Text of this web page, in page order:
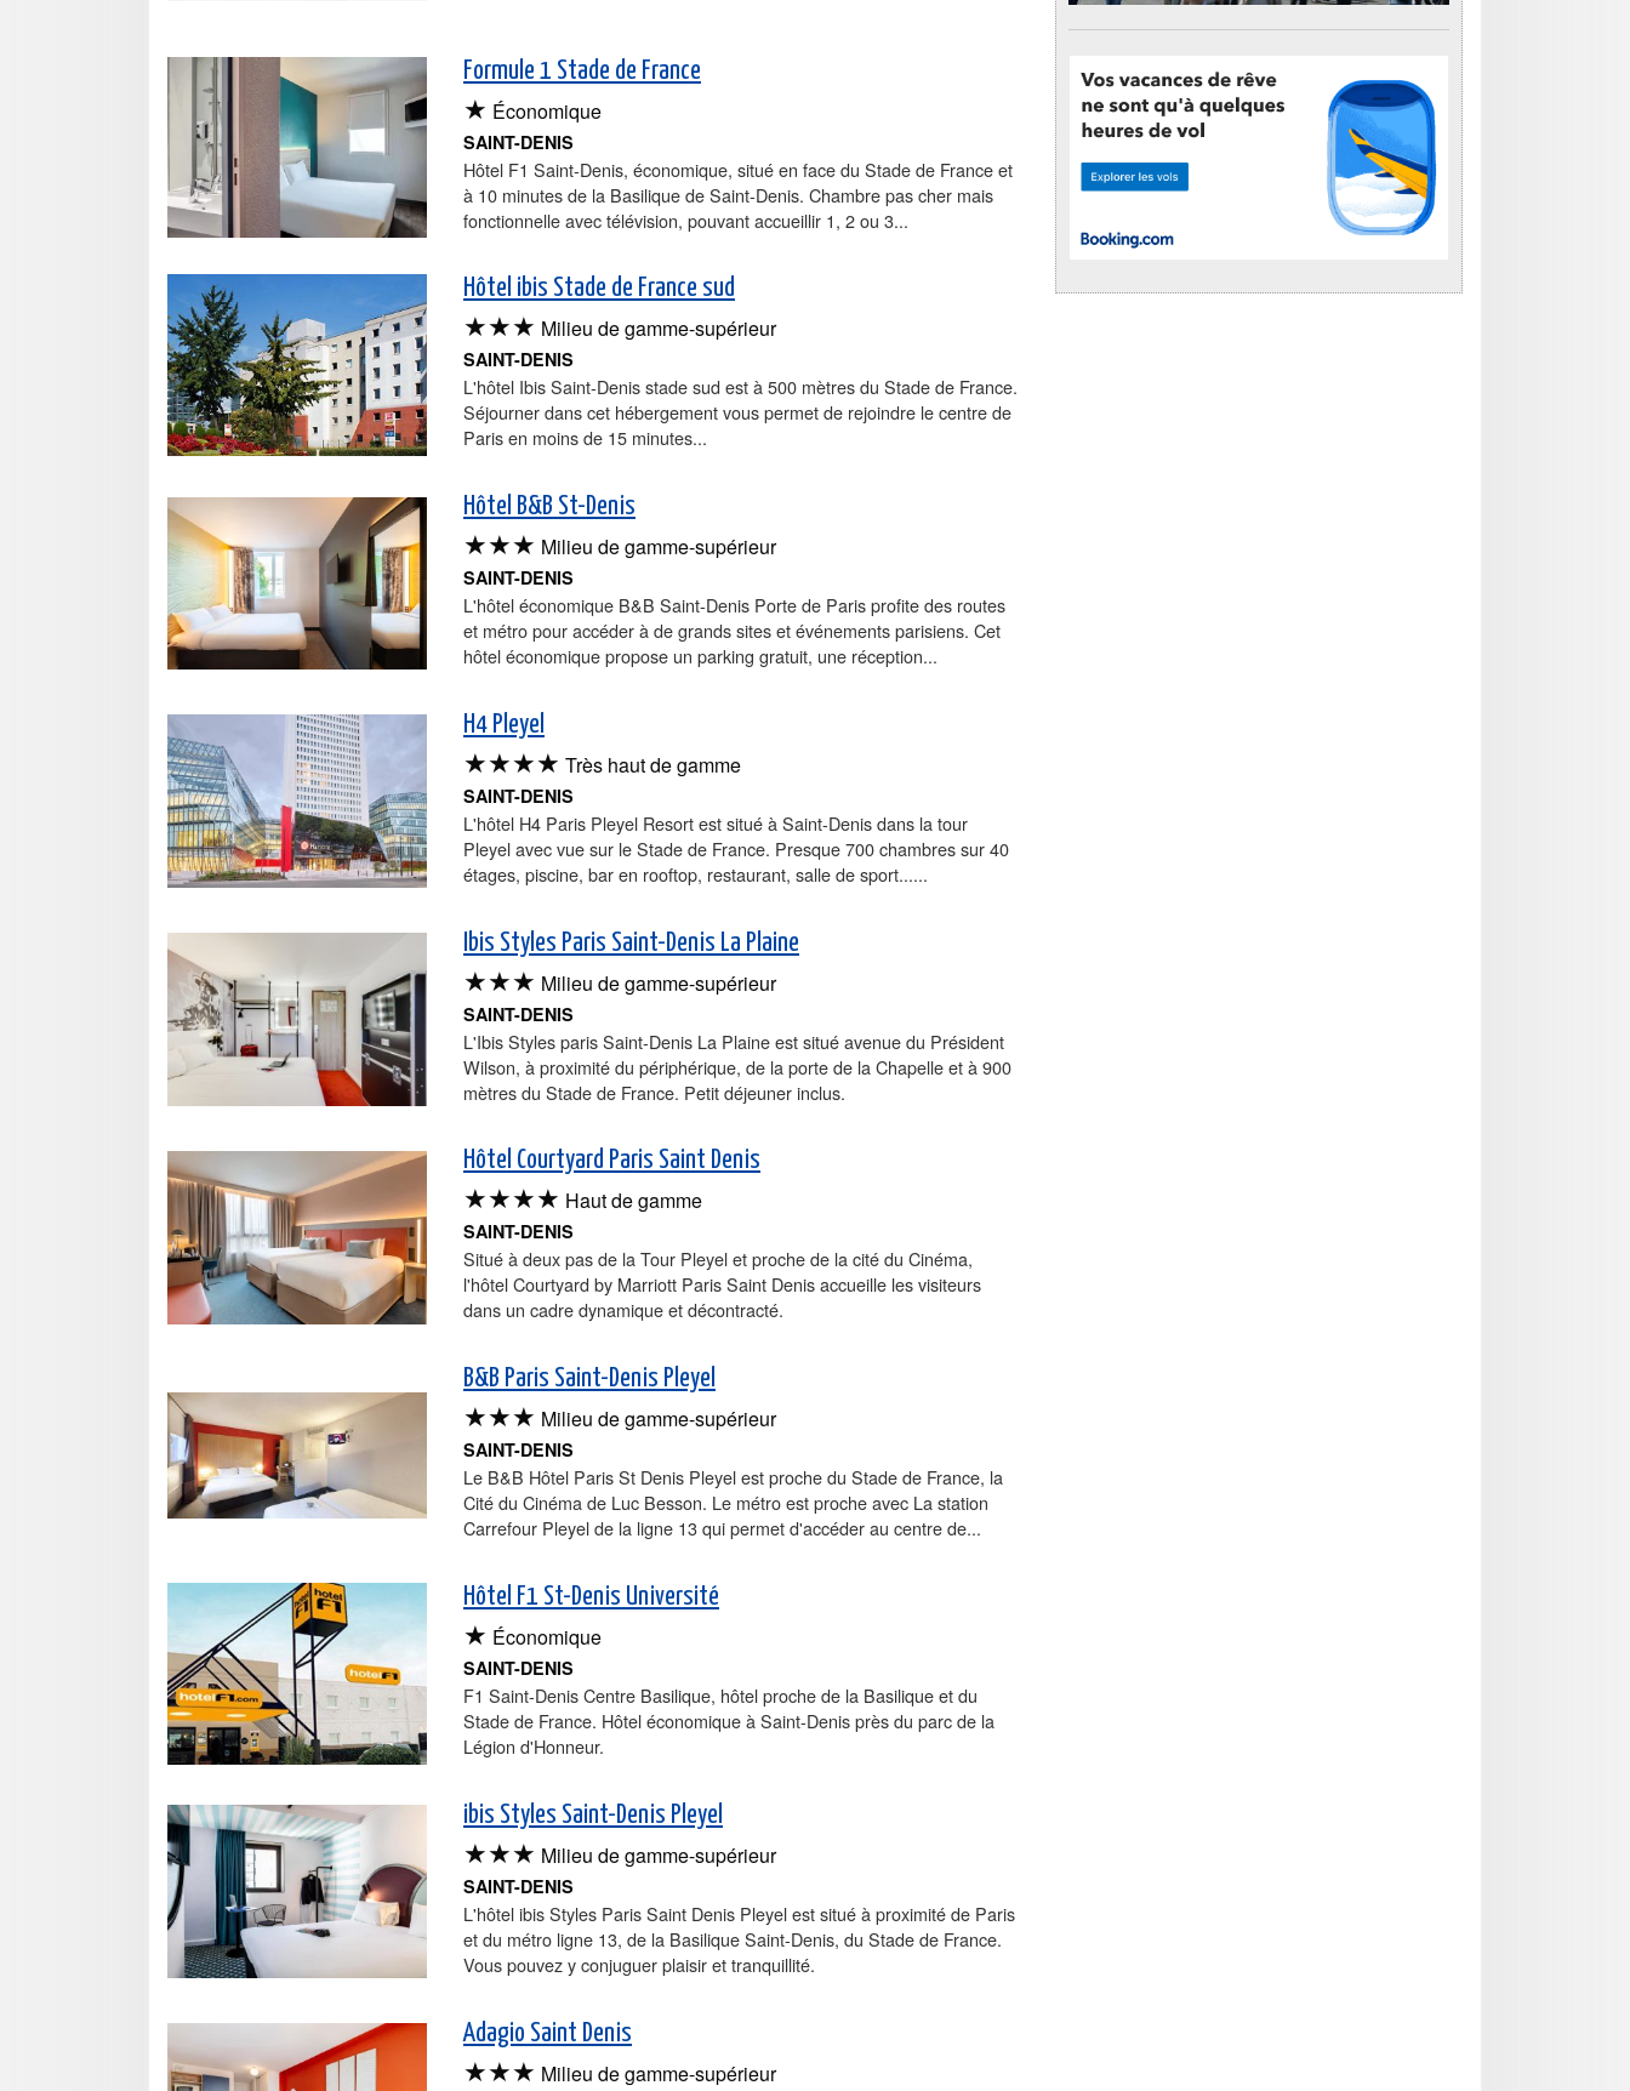
Formule 1 Stade de France
★ Économique
SAINT-DENIS
Hôtel F1 Saint-Denis, économique, situé en face du Stade de France et
à 10 minutes de la Basilique de Saint-Denis. Chambre pas cher mais
fonctionnelle avec télévision, pouvant accueillir 1, 2 ou 3...
Hôtel ibis Stade de France sud
★★★ Milieu de gamme-supérieur
SAINT-DENIS
L'hôtel Ibis Saint-Denis stade sud est à 500 mètres du Stade de France.
Séjourner dans cet hébergement vous permet de rejoindre le centre de
Paris en moins de 15 minutes...
Hôtel B&B St-Denis
★★★ Milieu de gamme-supérieur
SAINT-DENIS
L'hôtel économique B&B Saint-Denis Porte de Paris profite des routes
et métro pour accéder à de grands sites et événements parisiens. Cet
hôtel économique propose un parking gratuit, une réception...
H4 Pleyel
★★★★ Très haut de gamme
SAINT-DENIS
L'hôtel H4 Paris Pleyel Resort est situé à Saint-Denis dans la tour
Pleyel avec vue sur le Stade de France. Presque 700 chambres sur 40
étages, piscine, bar en rooftop, restaurant, salle de sport......
Ibis Styles Paris Saint-Denis La Plaine
★★★ Milieu de gamme-supérieur
SAINT-DENIS
L'Ibis Styles paris Saint-Denis La Plaine est situé avenue du Président
Wilson, à proximité du périphérique, de la porte de la Chapelle et à 900
mètres du Stade de France. Petit déjeuner inclus.
Hôtel Courtyard Paris Saint Denis
★★★★ Haut de gamme
SAINT-DENIS
Situé à deux pas de la Tour Pleyel et proche de la cité du Cinéma,
l'hôtel Courtyard by Marriott Paris Saint Denis accueille les visiteurs
dans un cadre dynamique et décontracté.
B&B Paris Saint-Denis Pleyel
★★★ Milieu de gamme-supérieur
SAINT-DENIS
Le B&B Hôtel Paris St Denis Pleyel est proche du Stade de France, la
Cité du Cinéma de Luc Besson. Le métro est proche avec La station
Carrefour Pleyel de la ligne 13 qui permet d'accéder au centre de...
Hôtel F1 St-Denis Université
★ Économique
SAINT-DENIS
F1 Saint-Denis Centre Basilique, hôtel proche de la Basilique et du
Stade de France. Hôtel économique à Saint-Denis près du parc de la
Légion d'Honneur.
ibis Styles Saint-Denis Pleyel
★★★ Milieu de gamme-supérieur
SAINT-DENIS
L'hôtel ibis Styles Paris Saint Denis Pleyel est situé à proximité de Paris
et du métro ligne 13, de la Basilique Saint-Denis, du Stade de France.
Vous pouvez y conjuguer plaisir et tranquillité.
Adagio Saint Denis
★★★ Milieu de gamme-supérieur